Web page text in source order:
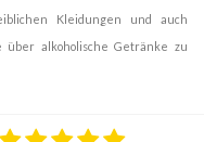
Kleidungen und auch
über alkoholische Getränke zu